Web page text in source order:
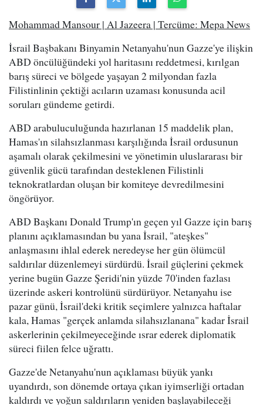
Mohammad Mansour | Al Jazeera | Tercüme: Mepa News
İsrail Başbakanı Binyamin Netanyahu'nun Gazze'ye ilişkin
ABD öncülüğündeki yol haritasını reddetmesi, kırılgan
barış süreci ve bölgede yaşayan 2 milyondan fazla
Filistinlinin çektiği acıların uzaması konusunda acil
soruları gündeme getirdi.
ABD arabuluculuğunda hazırlanan 15 maddelik plan,
Hamas'ın silahsızlanması karşılığında İsrail ordusunun
aşamalı olarak çekilmesini ve yönetimin uluslararası bir
güvenlik gücü tarafından desteklenen Filistinli
teknokratlardan oluşan bir komiteye devredilmesini
öngörüyor.
ABD Başkanı Donald Trump'ın geçen yıl Gazze için barış
planını açıklamasından bu yana İsrail, "ateşkes"
anlaşmasını ihlal ederek neredeyse her gün ölümcül
saldırılar düzenlemeyi sürdürdü. İsrail güçlerini çekmek
yerine bugün Gazze Şeridi'nin yüzde 70'inden fazlası
üzerinde askeri kontrolünü sürdürüyor. Netanyahu ise
pazar günü, İsrail'deki kritik seçimlere yalnızca haftalar
kala, Hamas "gerçek anlamda silahsızlanana" kadar İsrail
askerlerinin çekilmeyeceğinde ısrar ederek diplomatik
süreci fiilen felce uğrattı.
Gazze'de Netanyahu'nun açıklaması büyük yankı
uyandırdı, son dönemde ortaya çıkan iyimserliği ortadan
kaldırdı ve yoğun saldırıların yeniden başlayabileceği